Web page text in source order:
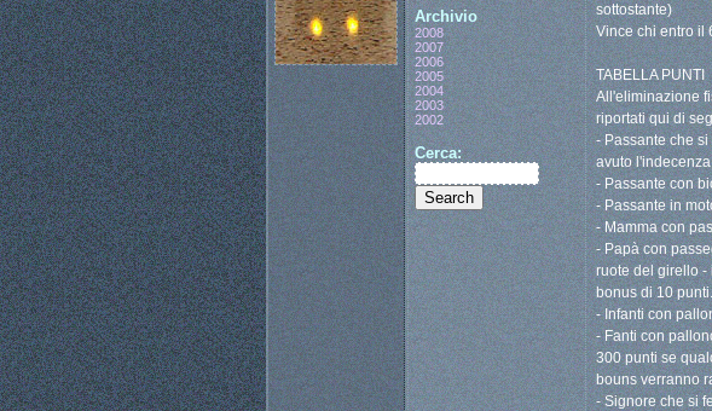
Archivio
2008
2007
2006
2005
2004
2003
2002
Cerca:
sottostante)
Vince chi entro il
TABELLA PUNTI
All'eliminazione
riportati qui di
- Passante che
avuto
- Passante con
- Passante in
- Mamma con
- Papà con
ruote del girello -
bonus di 10
- Infanti con
- Fanti con
300 punti se
bouns verranno
- Signore che si